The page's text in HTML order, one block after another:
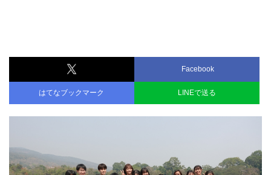
Facebook
はてなブックマーク LINEで送る